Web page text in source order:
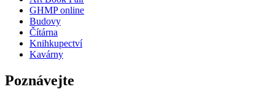
GHMP online
Budovy
Čítárna
Knihkupectví
Kavárny
Poznávejte